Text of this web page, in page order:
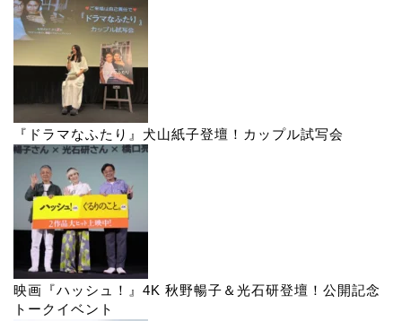
『ドラマなふたり』犬山紙子登壇！カップル試写会
映画『ハッシュ！』4K 秋野暢子＆光石研登壇！公開記念
トークイベント